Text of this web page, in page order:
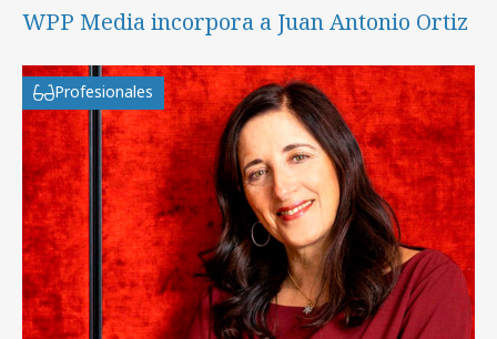
WPP Media incorpora a Juan Antonio Ortiz
Profesionales